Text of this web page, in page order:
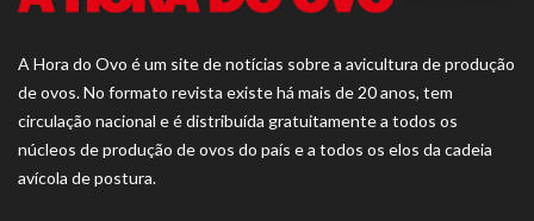
A Hora do Ovo é um site de notícias sobre a avicultura de produção
de ovos. No formato revista existe há mais de 20 anos, tem
circulação nacional e é distribuída gratuitamente a todos os
núcleos de produção de ovos do país e a todos os elos da cadeia
avícola de postura.